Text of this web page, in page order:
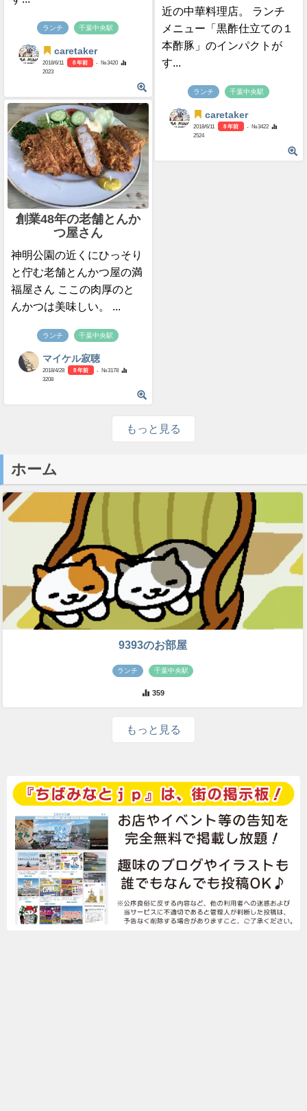
ランチ 千葉中央駅
caretaker
2018/6/11 8 年前
- №3420
2023
近の中華料理店。 ランチ
メニュー「黒酢仕立ての１
本酢豚」のインパクトが
す...
ランチ 千葉中央駅
caretaker
2018/6/11 8 年前
- №3422
2524
創業48年の老舗とんか
つ屋さん
神明公園の近くにひっそり
と佇む老舗とんかつ屋の満
福屋さん ここの肉厚のと
んかつは美味しい。 ...
ランチ 千葉中央駅
マイケル寂聴
2018/4/28 8 年前
- №3178
3208
もっと見る
ホーム
9393のお部屋
ランチ 千葉中央駅
359
もっと見る